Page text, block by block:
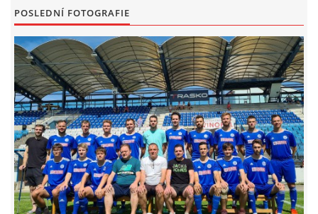
ARCHÍV
DOTACE
FKD, z.s.
Drnovice 704
68304 Drnovice
ičo 27005305
POSLEDNÍ FOTOGRAFIE